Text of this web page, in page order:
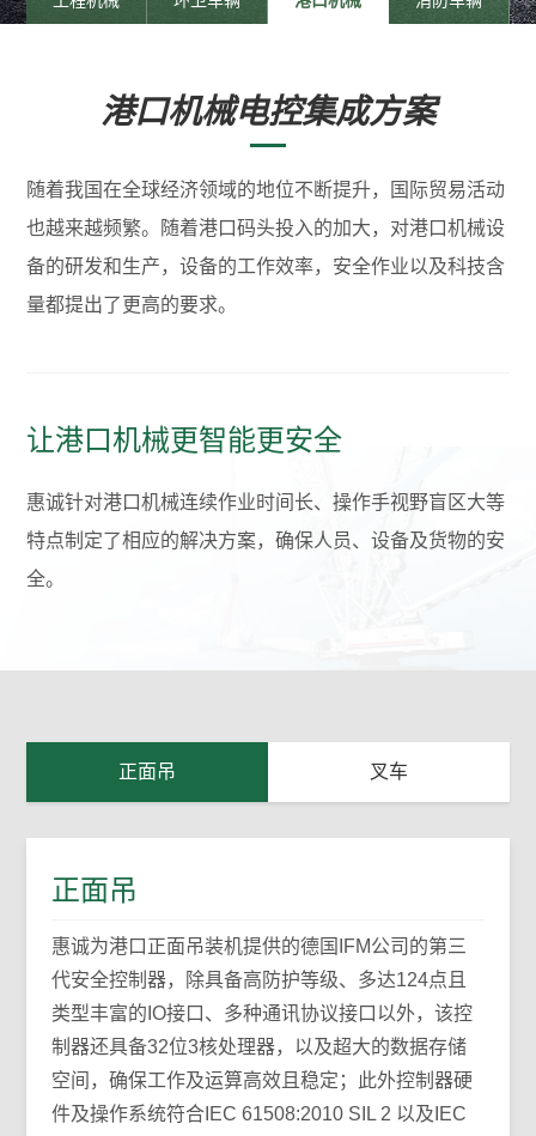
港口机械电控集成方案
随着我国在全球经济领域的地位不断提升，国际贸易活动
也越来越频繁。随着港口码头投入的加大，对港口机械设
备的研发和生产，设备的工作效率，安全作业以及科技含
量都提出了更高的要求。
让港口机械更智能更安全
惠诚针对港口机械连续作业时间长、操作手视野盲区大等
特点制定了相应的解决方案，确保人员、设备及货物的安
全。
正面吊 叉车
正面吊
惠诚为港口正面吊装机提供的德国IFM公司的第三
代安全控制器，除具备高防护等级、多达124点且
类型丰富的IO接口、多种通讯协议接口以外，该控
制器还具备32位3核处理器，以及超大的数据存储
空间，确保工作及运算高效且稳定；此外控制器硬
件及操作系统符合IEC 61508:2010 SIL 2 以及IEC